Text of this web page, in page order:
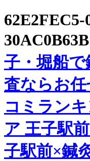
子・堀船
査ならお
コミラン
ア 王子駅
子駅前×鍼